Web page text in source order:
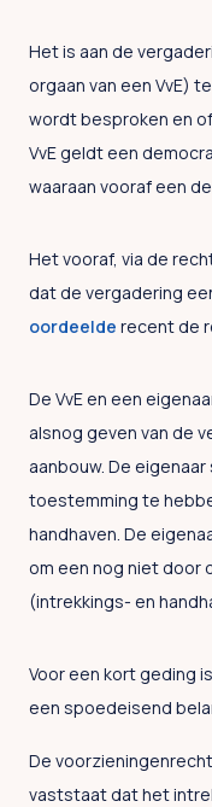
Het is aan de
orgaan van een VvE)
wordt besproken en
VvE geldt een
waaraan vooraf een
Het vooraf, via de
dat de vergadering
oordeelde recent de
De VvE en een
alsnog geven van de
aanbouw. De
toestemming te
handhaven. De
om een nog niet door
(intrekkings- en
Voor een kort geding
een spoedeisend
De
vaststaat dat het